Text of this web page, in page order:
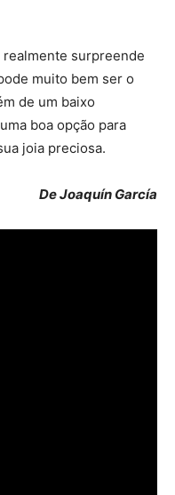
realmente surpreende
muito bem ser o
de um baixo
boa opção para
joia preciosa.
De Joaquín García